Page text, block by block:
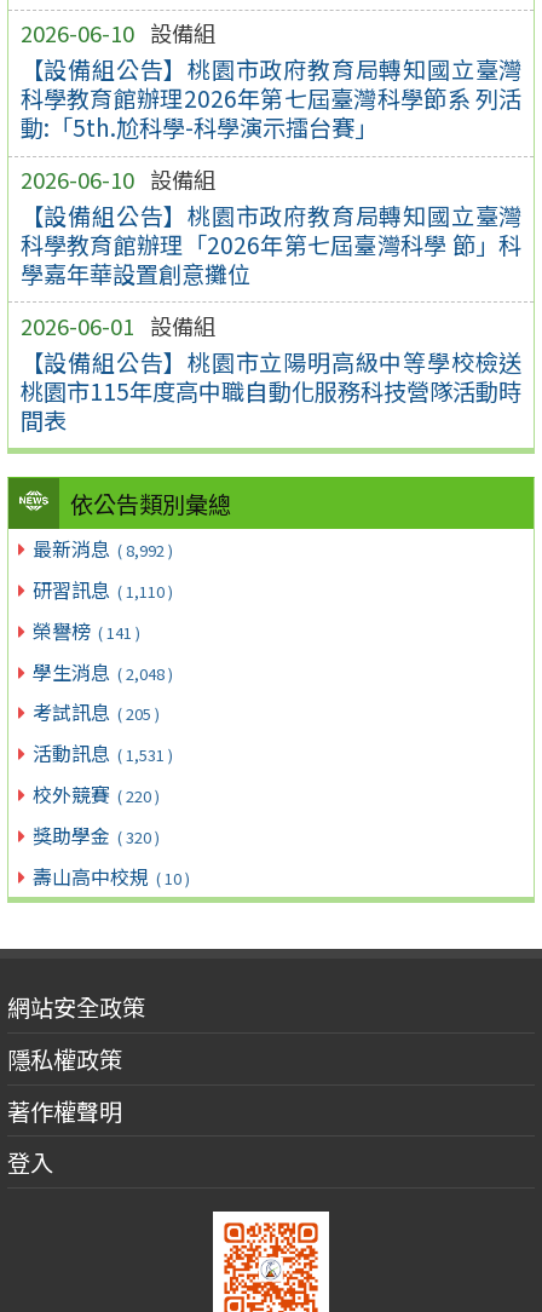
2026-06-10 設備組
【設備組公告】桃園市政府教育局轉知國立臺灣
科學教育館辦理2026年第七屆臺灣科學節系 列活
動:「5th.尬科學-科學演示擂台賽」
2026-06-10 設備組
【設備組公告】桃園市政府教育局轉知國立臺灣
科學教育館辦理「2026年第七屆臺灣科學 節」科
學嘉年華設置創意攤位
2026-06-01 設備組
【設備組公告】桃園市立陽明高級中等學校檢送
桃園市115年度高中職自動化服務科技營隊活動時
間表
依公告類別彙總
最新消息 ( 8,992 )
研習訊息 ( 1,110 )
榮譽榜 ( 141 )
學生消息 ( 2,048 )
考試訊息 ( 205 )
活動訊息 ( 1,531 )
校外競賽 ( 220 )
獎助學金 ( 320 )
壽山高中校規 ( 10 )
網站安全政策
隱私權政策
著作權聲明
登入